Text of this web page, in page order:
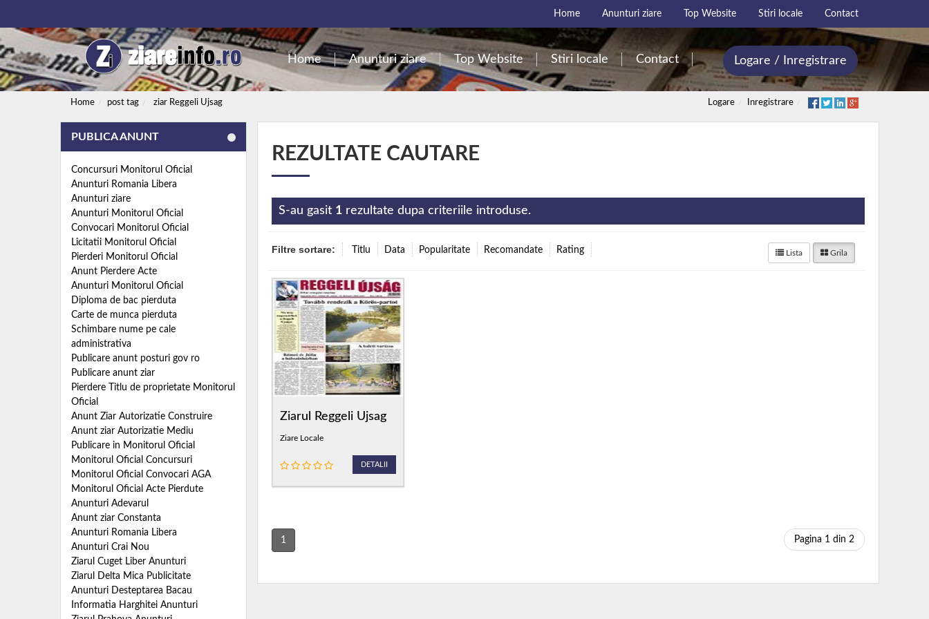
Home Anunturi ziare Top Website Stiri locale Contact
Home Anunturi ziare Top Website Stiri locale Contact Logare / Inregistrare
Home post tag ziar Reggeli Ujsag Logare Inregistrare
PUBLICA ANUNT
Concursuri Monitorul Oficial
Anunturi Romania Libera
Anunturi ziare
Anunturi Monitorul Oficial
Convocari Monitorul Oficial
Licitatii Monitorul Oficial
Pierderi Monitorul Oficial
Anunt Pierdere Acte
Anunturi Monitorul Oficial
Diploma de bac pierduta
Carte de munca pierduta
Schimbare nume pe cale
administrativa
Publicare anunt posturi gov ro
Publicare anunt ziar
Pierdere Titlu de proprietate Monitorul
Oficial
Anunt Ziar Autorizatie Construire
Anunt ziar Autorizatie Mediu
Publicare in Monitorul Oficial
Monitorul Oficial Concursuri
Monitorul Oficial Convocari AGA
Monitorul Oficial Acte Pierdute
Anunturi Adevarul
Anunt ziar Constanta
Anunturi Romania Libera
Anunturi Crai Nou
Ziarul Cuget Liber Anunturi
Ziarul Delta Mica Publicitate
Anunturi Desteptarea Bacau
Informatia Harghitei Anunturi
REZULTATE CAUTARE
S-au gasit 1 rezultate dupa criteriile introduse.
Filtre sortare: Titlu Data Popularitate Recomandate Rating Lista Grila
Ziarul Reggeli Ujsag
Ziare Locale
DETALII
1 Pagina 1 din 2